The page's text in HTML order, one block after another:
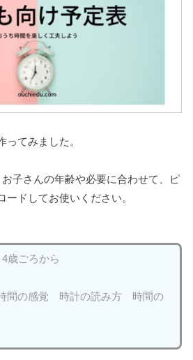
てみました。
子さんの年齢や必要に合わせて、ピ
ードしてお使いください。
ごろから
の感覚 時計の読み方 時間の